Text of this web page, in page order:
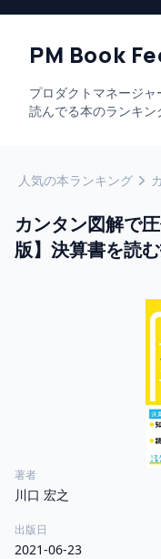
PM Book
プロダクトマネージャ
読んでる本のランキン
人気の本ランキング
カンタン図解で
版】決算書を読
著者
川口 宏之
出版日
2021-06-23